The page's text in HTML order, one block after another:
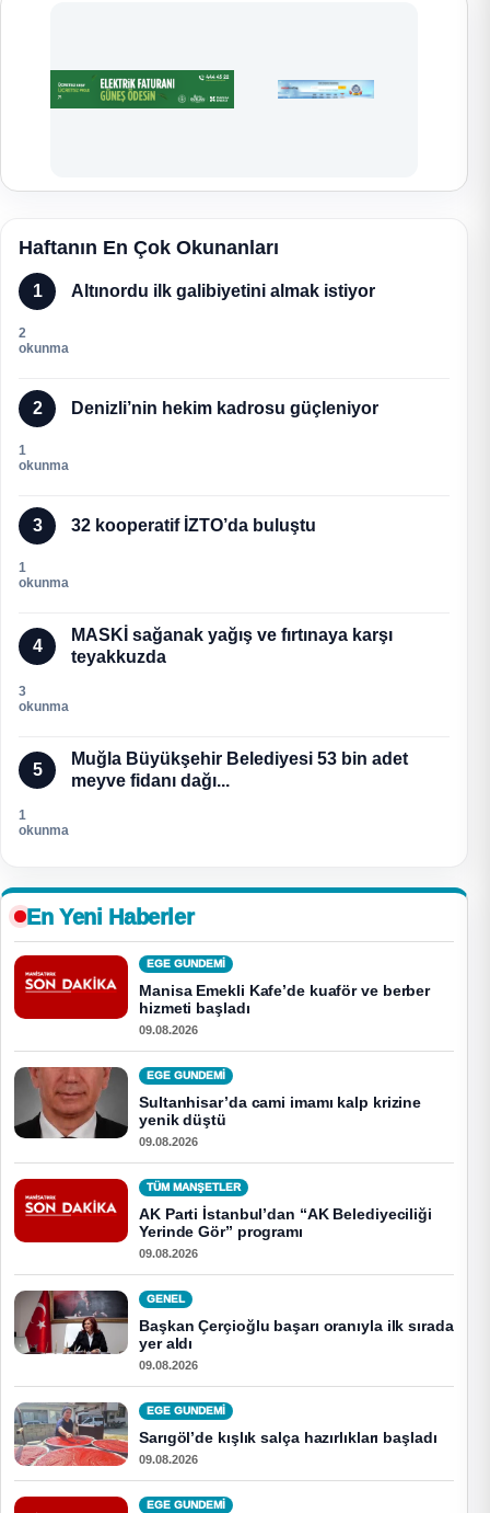
Haftanın En Çok Okunanları
1 Altınordu ilk galibiyetini almak istiyor
2
okunma
2 Denizli’nin hekim kadrosu güçleniyor
1
okunma
3 32 kooperatif İZTO’da buluştu
1
okunma
4
MASKİ sağanak yağış ve fırtınaya karşı
teyakkuzda
3
okunma
5
Muğla Büyükşehir Belediyesi 53 bin adet
meyve fidanı dağı...
1
okunma
En Yeni Haberler
EGE GUNDEMİ
Manisa Emekli Kafe’de kuaför ve berber
hizmeti başladı
09.08.2026
EGE GUNDEMİ
Sultanhisar’da cami imamı kalp krizine
yenik düştü
09.08.2026
TÜM MANŞETLER
AK Parti İstanbul’dan “AK Belediyeciliği
Yerinde Gör” programı
09.08.2026
GENEL
Başkan Çerçioğlu başarı oranıyla ilk sırada
yer aldı
09.08.2026
EGE GUNDEMİ
Sarıgöl’de kışlık salça hazırlıkları başladı
09.08.2026
EGE GUNDEMİ